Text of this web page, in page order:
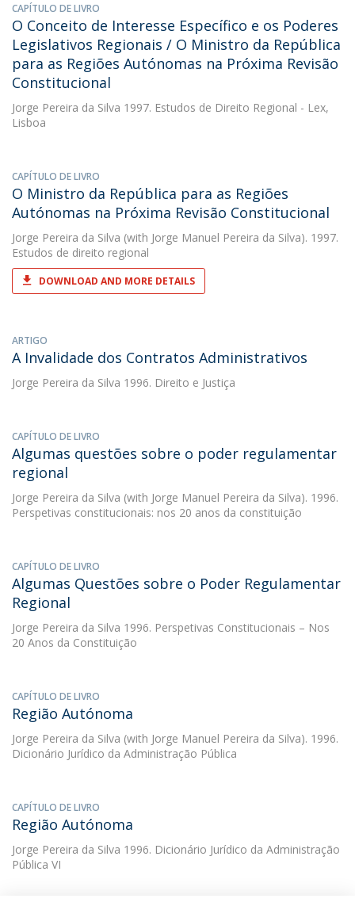
CAPÍTULO DE LIVRO
O Conceito de Interesse Específico e os Poderes
Legislativos Regionais / O Ministro da República
para as Regiões Autónomas na Próxima Revisão
Constitucional
Jorge Pereira da Silva 1997. Estudos de Direito Regional - Lex,
Lisboa
CAPÍTULO DE LIVRO
O Ministro da República para as Regiões
Autónomas na Próxima Revisão Constitucional
Jorge Pereira da Silva (with Jorge Manuel Pereira da Silva). 1997.
Estudos de direito regional
DOWNLOAD AND MORE DETAILS
ARTIGO
A Invalidade dos Contratos Administrativos
Jorge Pereira da Silva 1996. Direito e Justiça
CAPÍTULO DE LIVRO
Algumas questões sobre o poder regulamentar
regional
Jorge Pereira da Silva (with Jorge Manuel Pereira da Silva). 1996.
Perspetivas constitucionais: nos 20 anos da constituição
CAPÍTULO DE LIVRO
Algumas Questões sobre o Poder Regulamentar
Regional
Jorge Pereira da Silva 1996. Perspetivas Constitucionais – Nos
20 Anos da Constituição
CAPÍTULO DE LIVRO
Região Autónoma
Jorge Pereira da Silva (with Jorge Manuel Pereira da Silva). 1996.
Dicionário Jurídico da Administração Pública
CAPÍTULO DE LIVRO
Região Autónoma
Jorge Pereira da Silva 1996. Dicionário Jurídico da Administração
Pública VI